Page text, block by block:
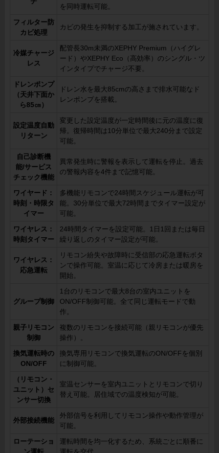
を同時運転可能。
フィルター防
カビ処理
カビの発生を抑制する加工が施されています。
冷媒チャージ
レス
配管長30m未満のXEPHY Premium（ハイグレ
ード）やXEPHY Eco（高効率）のシングル・ツ
インタイプでチャージ不要。
ドレンポンプ
（天井下面か
ら85㎝）
ドレン水を最大85cmの高さまで排水可能なド
レンポンプを搭載。
設定温度自動
リターン
変更した設定温度が一定時間後に元の温度に復
帰。復帰時間は10分単位で最大240分まで設定
可能。
自己診断機
能/サービス
チェック機能
異常発生時に警報を表示して運転を停止。過去
の警報内容を4件まで記憶可能。
ワイヤード：
時刻・時限タ
イマー
多機能リモコンで24時間スケジュール運転が可
能。30分単位で最大72時間までタイマー設定が
可能。
ワイヤレス：
時刻タイマー
24時間タイマーを設定可能。1日1回または毎日
繰り返しのタイマー設定が可能。
ワイヤレス：
応急運転
リモコン紛失や故障時に受信部の応急運転ボタ
ンで操作可能。室温に応じて冷房または暖房を
開始。
グループ制御
1台のリモコンで最大8台の室内ユニットを
ON/OFF制御可能。全て同じ運転モードで動
作。
親子リモコン
制御
複数のリモコンを接続可能（親リモコンが優先
操作）。
換気運転時の
ON/OFF
換気専用リモコンで換気運転のON/OFFを個別
に制御可能。
（リモコン・
ユニット）セ
ンサー切換
室温センサーを室内ユニットとリモコンで切り
替え可能。居住域での温度検知が可能。
外部接続機能
外部信号を利用してリモコン操作や動作管理が
可能。
ローテーショ
運転時間を均一化するため、系統ごとに順番に